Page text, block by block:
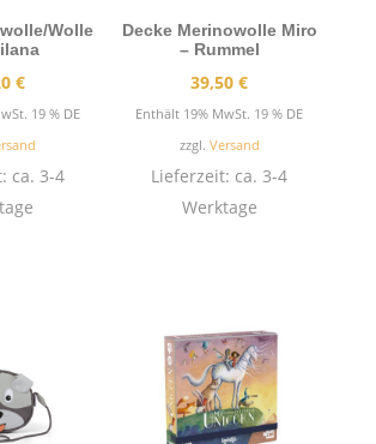
Wolle
€
19 % DE
ca. 3-4
Decke Merinowolle Miro
– Rummel
39,50€
Enthält 19% MwSt. 19 % DE
zzgl. Versand
Lieferzeit: ca. 3-4
Werktage